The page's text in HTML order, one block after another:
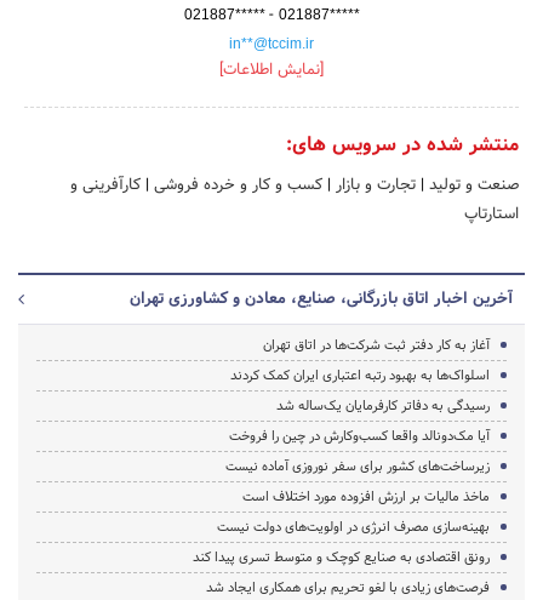
021887***** - 021887*****
in**@tccim.ir
[نمایش اطلاعات]
منتشر شده در سرویس های:
صنعت و تولید | تجارت و بازار | کسب و کار و خرده فروشی | کارآفرینی و
استارتاپ
آخرین اخبار اتاق بازرگانی، صنایع، معادن و کشاورزی تهران
آغاز به کار دفتر ثبت شرکت‌ها در اتاق تهران
اسلواک‌ها به بهبود رتبه اعتباری ایران کمک کردند
رسیدگی به دفاتر کارفرمایان یک‌ساله شد
آیا مک‌دونالد واقعا کسب‌وکارش در چین را فروخت
زیرساخت‌های کشور برای سفر نوروزی آماده نیست
ماخذ مالیات بر ارزش افزوده مورد اختلاف است
بهینه‌سازی مصرف انرژی در اولویت‌های دولت نیست
رونق اقتصادی به صنایع کوچک و متوسط تسری پیدا کند
فرصت‌های زیادی با لغو تحریم‌ برای همکاری ایجاد شد